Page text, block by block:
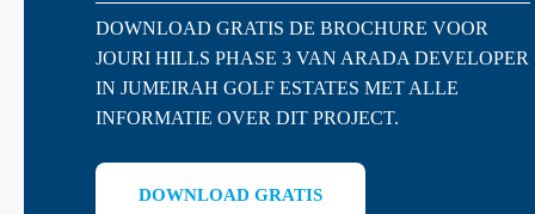
DOWNLOAD GRATIS DE BROCHURE VOOR
JOURI HILLS PHASE 3 VAN ARADA DEVELOPER
IN JUMEIRAH GOLF ESTATES MET ALLE
INFORMATIE OVER DIT PROJECT.
DOWNLOAD GRATIS